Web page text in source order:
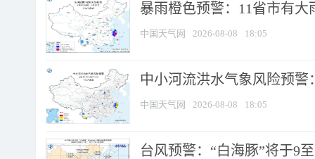
暴雨橙色预警：11省市有
中国天气网 2026-08-08 18:05
中小河流洪水气象风险预
中国天气网 2026-08-08 18:05
台风预警：“白海豚”将于9